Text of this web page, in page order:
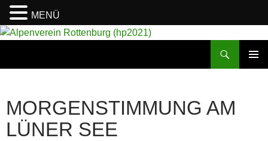
MORGENSTIMMUNG AM
LÜNER SEE
MENÜ